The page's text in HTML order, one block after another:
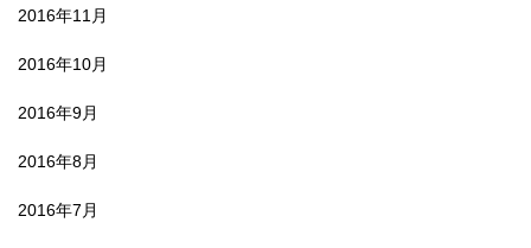
2016年11月
2016年10月
2016年9月
2016年8月
2016年7月